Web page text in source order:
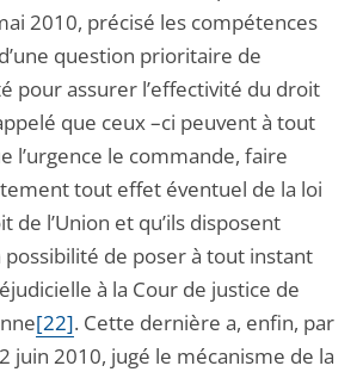
2010, précisé les compétences
question prioritaire de
pour assurer l’effectivité du droit
que ceux –ci peuvent à tout
l’urgence le commande, faire
tout effet éventuel de la loi
de l’Union et qu’ils disposent
de poser à tout instant
à la Cour de justice de
[22]. Cette dernière a, enfin, par
juin 2010, jugé le mécanisme de la